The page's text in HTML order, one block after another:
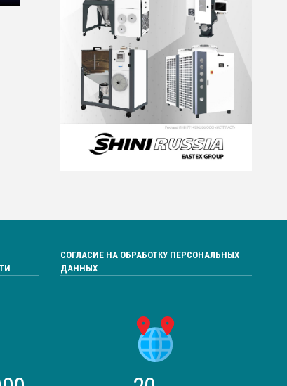
СОГЛАСИЕ НА ОБРАБОТКУ ПЕРСОНАЛЬНЫХ
ДАННЫХ